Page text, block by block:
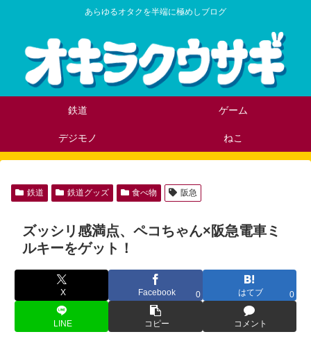
あらゆるオタクを半端に極めしブログ
鉄道 ゲーム
デジモノ ねこ
鉄道 鉄道グッズ 食べ物 阪急
ズッシリ感満点、ペコちゃん×阪急電車ミ
ルキーをゲット！
X Facebook 0 はてブ 0
LINE コピー コメント